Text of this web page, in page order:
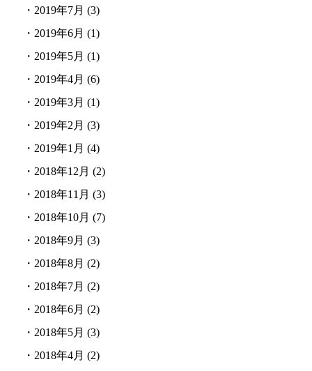
・ 2019年7月 (3)
・ 2019年6月 (1)
・ 2019年5月 (1)
・ 2019年4月 (6)
・ 2019年3月 (1)
・ 2019年2月 (3)
・ 2019年1月 (4)
・ 2018年12月 (2)
・ 2018年11月 (3)
・ 2018年10月 (7)
・ 2018年9月 (3)
・ 2018年8月 (2)
・ 2018年7月 (2)
・ 2018年6月 (2)
・ 2018年5月 (3)
・ 2018年4月 (2)